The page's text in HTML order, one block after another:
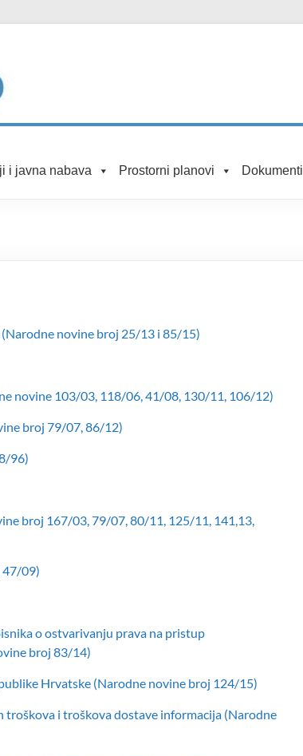
i javna nabava Prostorni planovi Dokumenti
novine broj 25/13 i 85/15)
novine 103/03, 118/06, 41/08, 130/11, 106/12)
broj 79/07, 86/12)
96)
broj 167/03, 79/07, 80/11, 125/11, 141,13,
47/09)
o ostvarivanju prava na pristup
broj 83/14)
Hrvatske (Narodne novine broj 124/15)
i troškova dostave informacija (Narodne